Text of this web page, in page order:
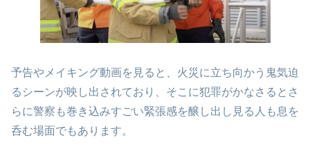
予告やメイキング動画を見ると、火災に立ち向かう鬼気迫
るシーンが映し出されており、そこに犯罪がかなさるとさ
らに警察も巻き込みすごい緊張感を醸し出し見る人も息を
呑む場面でもあります。